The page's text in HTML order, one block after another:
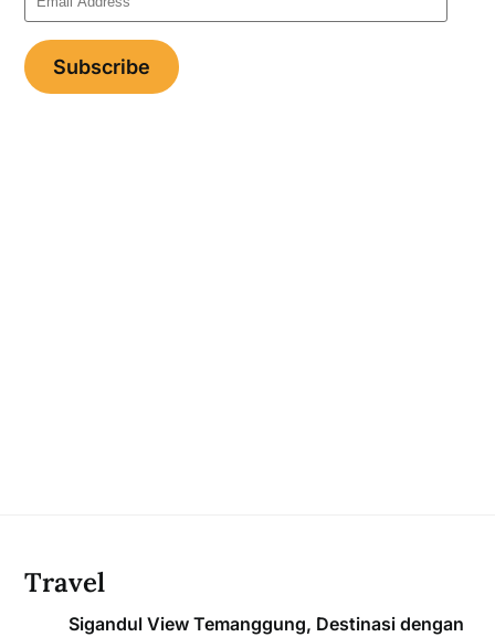
Address
Subscribe
Travel
Sigandul View Temanggung, Destinasi dengan